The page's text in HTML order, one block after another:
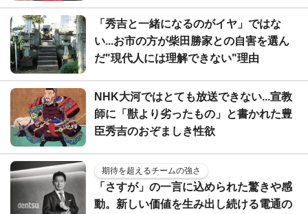
「秀吉と一緒になるのがイヤ」ではな
い...お市の方が柴田勝家との自害を選ん
だ"現代人には理解できない"理由
NHK大河ではとても放送できない...宣教
師に「獣より劣ったもの」と書かれた豊
臣秀吉のおぞましき性欲
期待を超えるチームの強さ
「さすが」の一言に込められた驚きや感
動。新しい価値を生み出し続ける電通の